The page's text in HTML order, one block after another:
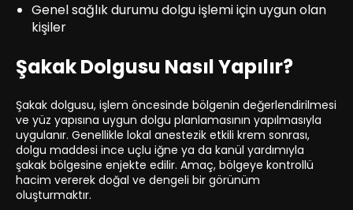
Genel sağlık durumu dolgu işlemi için uygun olan
kişiler
Şakak Dolgusu Nasıl Yapılır?
Şakak dolgusu, işlem öncesinde bölgenin değerlendirilmesi
ve yüz yapısına uygun dolgu planlamasının yapılmasıyla
uygulanır. Genellikle lokal anestezik etkili krem sonrası,
dolgu maddesi ince uçlu iğne ya da kanül yardımıyla
şakak bölgesine enjekte edilir. Amaç, bölgeye kontrollü
hacim vererek doğal ve dengeli bir görünüm
oluşturmaktır.